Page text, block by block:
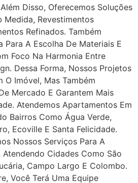
Disso, Oferecemos Soluções
Medida, Revestimentos
Refinados. Também
Para A Escolha De Materiais E
Foco Na Harmonia Entre
Dessa Forma, Nossos Projetos
O Imóvel, Mas Também
Mercado E Garantem Mais
Atendemos Apartamentos Em
Bairros Como Água Verde,
Ecoville E Santa Felicidade.
Nossos Serviços Para A
Cidades Como São
Campo Largo E Colombo.
Você Terá Uma Equipe